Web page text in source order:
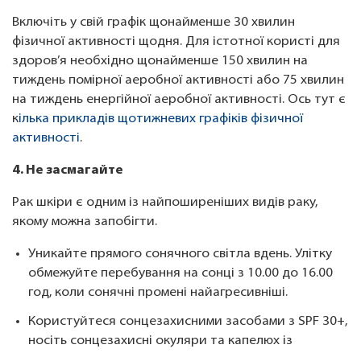
Включіть у свій графік щонайменше 30 хвилин
фізичної активності щодня. Для істотної користі для
здоров’я необхідно щонайменше 150 хвилин на
тиждень помірної аеробної активності або 75 хвилин
на тиждень енергійної аеробної активності. Ось тут є
кілька прикладів щотижневих графіків фізичної
активності.
4. Не засмагайте
Рак шкіри є одним із найпоширеніших видів раку,
якому можна запобігти.
Уникайте прямого сонячного світла вдень. Улітку
обмежуйте перебування на сонці з 10.00 до 16.00
год, коли сонячні промені найагресивніші.
Користуйтеся сонцезахисними засобами з SPF 30+,
носіть сонцезахисні окуляри та капелюх із